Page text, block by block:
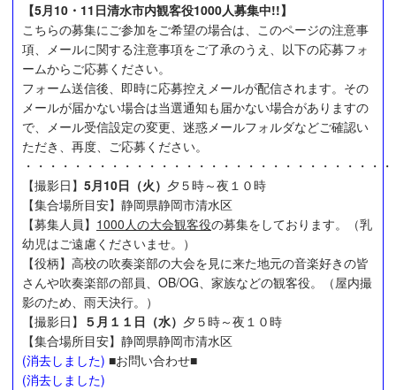
【5月10・11日清水市内観客役1000人募集中!!】
こちらの募集にご参加をご希望の場合は、このページの注意事
項、メールに関する注意事項をご了承のうえ、以下の応募フォ
ームからご応募ください。
フォーム送信後、即時に応募控えメールが配信されます。その
メールが届かない場合は当選通知も届かない場合がありますの
で、メール受信設定の変更、迷惑メールフォルダなどご確認い
ただき、再度、ご応募ください。
・・・・・・・・・・・・・・・・・・・・・・・・・・・・・
【撮影日】 5月10日（火） 夕５時～夜１０時
【集合場所目安】静岡県静岡市清水区
【募集人員】 1000人の大会観客役の募集をしております。（乳
幼児はご遠慮くださいませ。）
【役柄】高校の吹奏楽部の大会を見に来た地元の音楽好きの皆
さんや吹奏楽部の部員、OB/OG、家族などの観客役。（屋内撮
影のため、雨天決行。）
【撮影日】 ５月１１日（水） 夕５時～夜１０時
【集合場所目安】静岡県静岡市清水区
(消去しました) ■お問い合わせ■
(消去しました)